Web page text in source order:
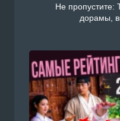
Не
дорамы,